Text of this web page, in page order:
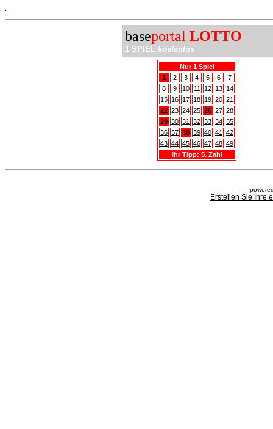
baseportal LOTTO
1 SPIEL kostenlos
Nur 1 Spiel
1
2 3 4 5 6
7
8
9 10 11 12 13 14
15 16 17 18 19 20 21
22 23 24 25 26 27 28
29 30 31 32 33 34 35
36 37 38 39 40 41
42
43 44 45 46 47 48 49
Ihr Tipp: 5. Zahl
Erstellen Sie Ihre